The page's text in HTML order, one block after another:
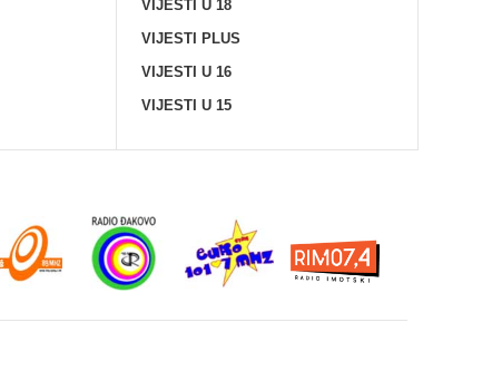
VIJESTI U 18
VIJESTI PLUS
VIJESTI U 16
VIJESTI U 15